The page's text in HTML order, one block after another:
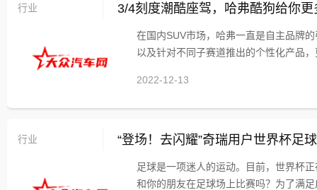
行业 3/4刻度潮酷座驾，哈弗酷狗给你更
在国内SUV市场，哈弗一直是自主品牌
以及针对不同子赛道推出的个性化产品
2022-12-13
行业 “登场！去闪耀”奇瑞用户世界杯足
足球是一项迷人的运动。目前，世界杯
和你的朋友在足球场上比赛吗？为了满